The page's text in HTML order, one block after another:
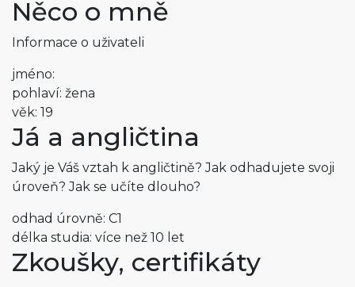
Něco o mně
Informace o uživateli
jméno:
pohlaví: žena
věk: 19
Já a angličtina
Jaký je Váš vztah k angličtině? Jak odhadujete svoji
úroveň? Jak se učíte dlouho?
odhad úrovně: C1
délka studia: více než 10 let
Zkoušky, certifikáty